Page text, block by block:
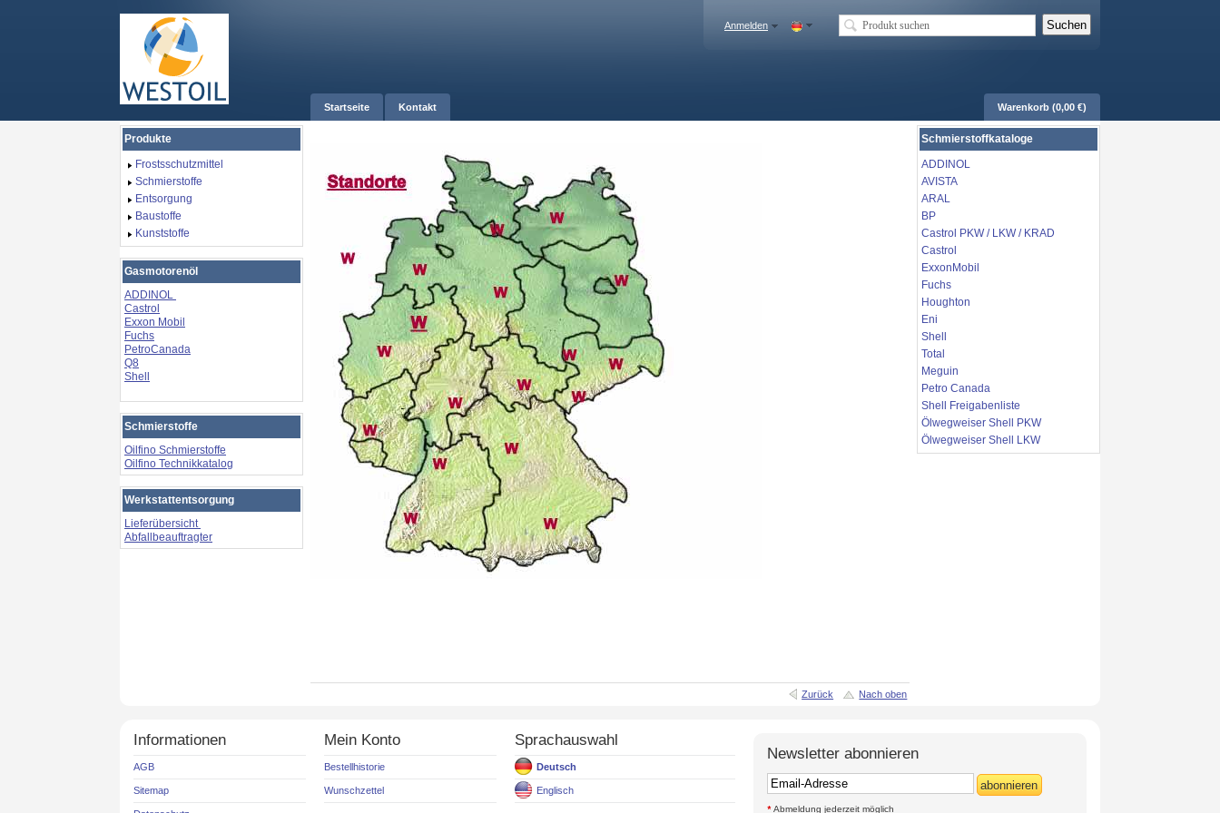
Startseite Kontakt Warenkorb (0,00 €)
Anmelden
Zurück Nach oben
Produkte
Frostsschutzmittel
Schmierstoffe
Entsorgung
Baustoffe
Kunststoffe
Gasmotorenöl
ADDINOL
Castrol
Exxon Mobil
Fuchs
PetroCanada
Q8
Shell
Schmierstoffe
Oilfino Schmierstoffe
Oilfino Technikkatalog
Werkstattentsorgung
Lieferübersicht
Abfallbeauftragter
Schmierstoffkataloge
ADDINOL
AVISTA
ARAL
BP
Castrol PKW / LKW / KRAD
Castrol
ExxonMobil
Fuchs
Houghton
Eni
Shell
Total
Meguin
Petro Canada
Shell Freigabenliste
Ölwegweiser Shell PKW
Ölwegweiser Shell LKW
Informationen
AGB
Sitemap
Mein Konto
Bestellhistorie
Wunschzettel
Sprachauswahl
Deutsch
Englisch
Newsletter abonnieren
abonnieren
*Abmeldung jederzeit möglich